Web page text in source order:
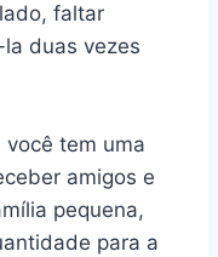
faltar
duas vezes
tem uma
amigos e
pequena,
para a